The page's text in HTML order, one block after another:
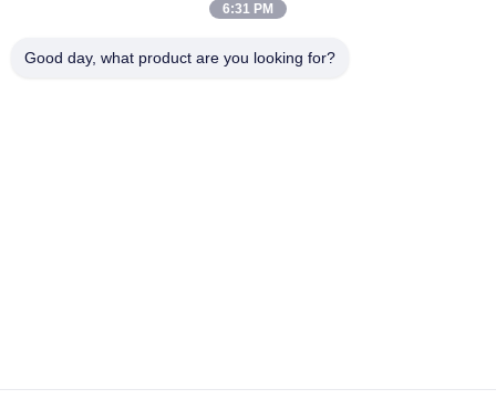
オーダーメイド メタルフレーム アラミド カーボンファイバー
6:31 PM
Good day, what product are you looking for?